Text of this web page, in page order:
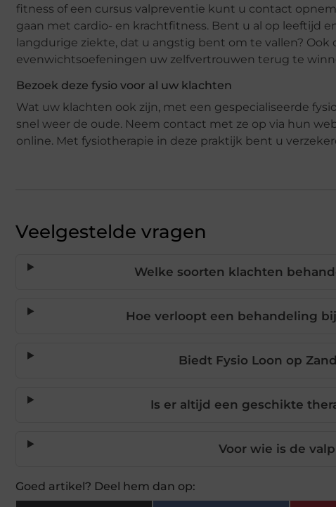
fitness of een cursus valpreventie kunt u contact
gaan met cardio- en krachtfitness. Bent u al op leeftijd
langdurige ziekte, dat u angstig bent om te vallen?
evenwichtsoefeningen uw zelfvertrouwen terug te
Bezoek deze fysio voor al uw klachten
Wat uw klachten ook zijn, met een gespecialiseerde
snel weer de oude. Neem contact met ze op via hun
online. Met fysiotherapie in deze praktijk bent u
Veelgestelde vragen
Welke soorten klachten
Hoe verloopt een behandeling
Biedt Fysio Loon op
Is er altijd een geschikte
Voor wie is de
Goed artikel? Deel hem dan op: